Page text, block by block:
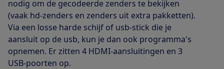
nodig om de gecodeerde zenders te bekijken
(vaak hd-zenders en zenders uit extra pakketten).
Via een losse harde schijf of usb-stick die je
aansluit op de usb, kun je dan ook programma's
opnemen. Er zitten 4 HDMI-aansluitingen en 3
USB-poorten op.